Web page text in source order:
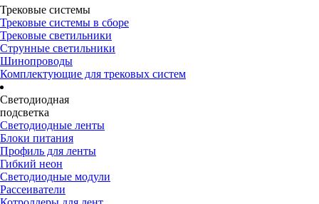
Трековые системы
Трековые системы в сборе
Трековые светильники
Струнные светильники
Шинопроводы
Комплектующие для трековых систем
Светодиодная
подсветка
Светодиодные ленты
Блоки питания
Профиль для ленты
Гибкий неон
Светодиодные модули
Рассеиватели